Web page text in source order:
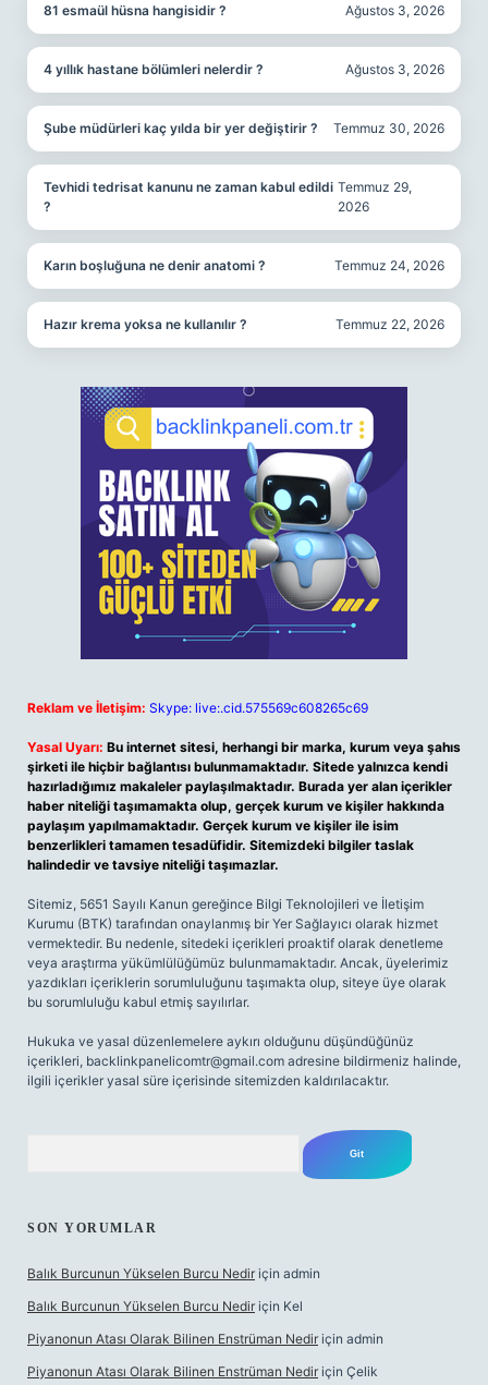
81 esmaül hüsna hangisidir ? Ağustos 3, 2026
4 yıllık hastane bölümleri nelerdir ? Ağustos 3, 2026
Şube müdürleri kaç yılda bir yer değiştirir ? Temmuz 30, 2026
Tevhidi tedrisat kanunu ne zaman kabul edildi
?
Temmuz 29,
2026
Karın boşluğuna ne denir anatomi ? Temmuz 24, 2026
Hazır krema yoksa ne kullanılır ? Temmuz 22, 2026
Reklam ve İletişim: Skype: live:.cid.575569c608265c69
Yasal Uyarı: Bu internet sitesi, herhangi bir marka, kurum veya şahıs
şirketi ile hiçbir bağlantısı bulunmamaktadır. Sitede yalnızca kendi
hazırladığımız makaleler paylaşılmaktadır. Burada yer alan içerikler
haber niteliği taşımamakta olup, gerçek kurum ve kişiler hakkında
paylaşım yapılmamaktadır. Gerçek kurum ve kişiler ile isim
benzerlikleri tamamen tesadüfidir. Sitemizdeki bilgiler taslak
halindedir ve tavsiye niteliği taşımazlar.
Sitemiz, 5651 Sayılı Kanun gereğince Bilgi Teknolojileri ve İletişim
Kurumu (BTK) tarafından onaylanmış bir Yer Sağlayıcı olarak hizmet
vermektedir. Bu nedenle, sitedeki içerikleri proaktif olarak denetleme
veya araştırma yükümlülüğümüz bulunmamaktadır. Ancak, üyelerimiz
yazdıkları içeriklerin sorumluluğunu taşımakta olup, siteye üye olarak
bu sorumluluğu kabul etmiş sayılırlar.
Hukuka ve yasal düzenlemelere aykırı olduğunu düşündüğünüz
içerikleri, backlinkpanelicomtr@gmail.com adresine bildirmeniz halinde,
ilgili içerikler yasal süre içerisinde sitemizden kaldırılacaktır.
SON YORUMLAR
Balık Burcunun Yükselen Burcu Nedir için admin
Balık Burcunun Yükselen Burcu Nedir için Kel
Piyanonun Atası Olarak Bilinen Enstrüman Nedir için admin
Piyanonun Atası Olarak Bilinen Enstrüman Nedir için Çelik